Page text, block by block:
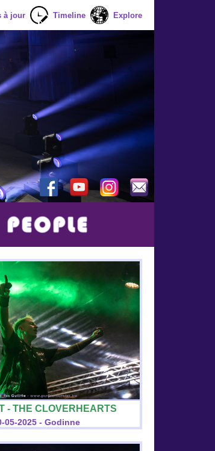
à jour Timeline Explore
- THE CLOVERHEARTS
05-2025 - Godinne